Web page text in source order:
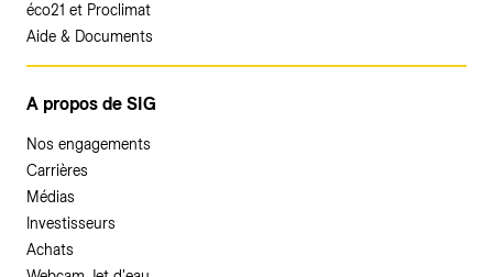
éco21 et Proclimat
Aide & Documents
A propos de SIG
Nos engagements
Carrières
Médias
Investisseurs
Achats